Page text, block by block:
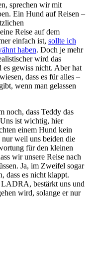
sprechen wir mit
Ein Hund auf Reisen –
Reise auf dem
einfach ist, sollte ich
haben. Doch je mehr
wird das
gewiss nicht. Aber hat
dass es für alles –
wenn man gelassen
noch, dass Teddy das
ist wichtig, hier
einem Hund kein
weil uns beiden die
für den kleinen
wir unsere Reise nach
Ja, im Zweifel sogar
dass es nicht klappt.
bestärkt uns und
wird, solange er nur